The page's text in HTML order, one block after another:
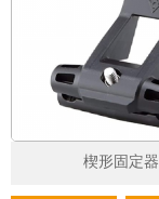
楔形固定器